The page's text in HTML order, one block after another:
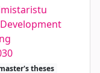
theses